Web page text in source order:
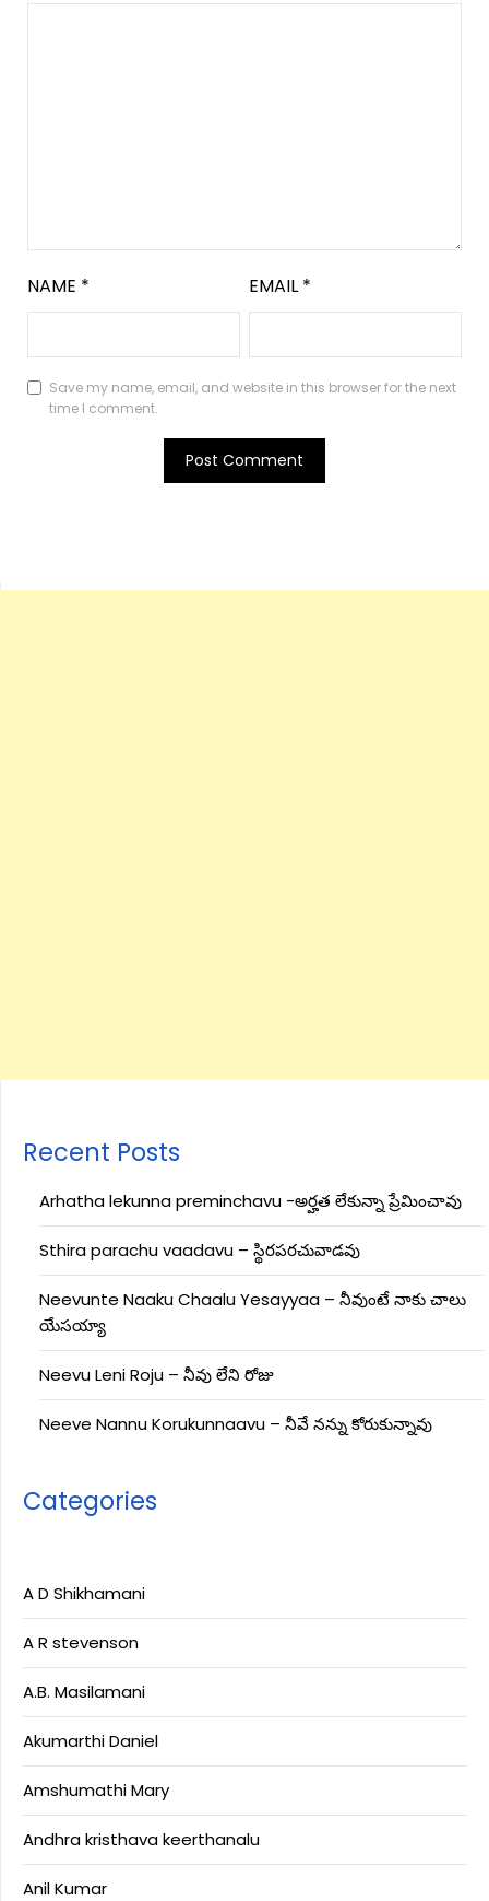
NAME * EMAIL *
Save my name, email, and website in this browser for the next
time I comment.
Recent Posts
Arhatha lekunna preminchavu -అర్హత లేకున్నా ప్రేమించావు
Sthira parachu vaadavu – స్థిరపరచువాడవు
Neevunte Naaku Chaalu Yesayyaa – నీవుంటే నాకు చాలు
యేసయ్యా
Neevu Leni Roju – నీవు లేని రోజు
Neeve Nannu Korukunnaavu – నీవే నన్ను కోరుకున్నావు
Categories
A D Shikhamani
A R stevenson
A.B. Masilamani
Akumarthi Daniel
Amshumathi Mary
Andhra kristhava keerthanalu
Anil Kumar